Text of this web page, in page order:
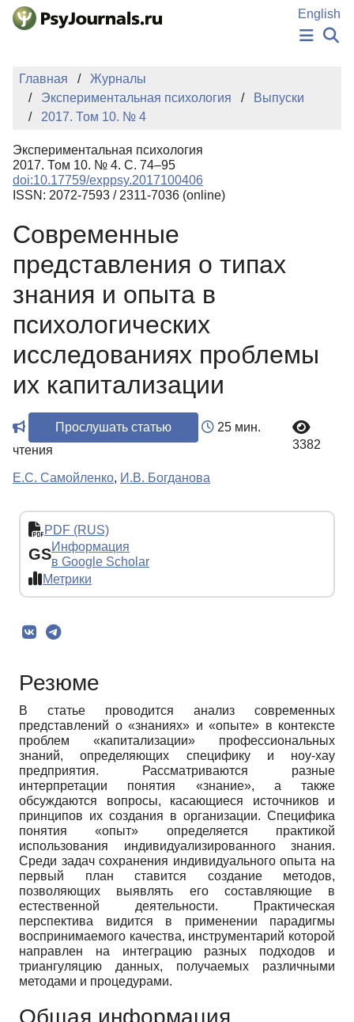
Перейти к основному содержанию
English
НОВОСТИ
КЛЮЧЕВЫЕ СЛОВА
Регистрация
Главная
Журналы
Экспериментальная психология
Выпуски
2017. Том 10. № 4
Экспериментальная психология
2017. Том 10. № 4. С. 74–95
doi:10.17759/exppsy.2017100406
ISSN: 2072-7593 / 2311-7036 (online)
Современные
представления о типах
знания и опыта в
психологических
исследованиях проблемы
их капитализации
Прослушать статью
25 мин.
чтения
3382
Е.С. Самойленко, И.В. Богданова
PDF (RUS)
GSИнформация
в Google Scholar
Метрики
Резюме
В статье проводится анализ современных
представлений о «знаниях» и «опыте» в контексте
проблем «капитализации» профессиональных
знаний, определяющих специфику и ноу-хау
предприятия. Рассматриваются разные
интерпретации понятия «знание», а также
обсуждаются вопросы, касающиеся источников и
принципов их создания в организации. Специфика
понятия «опыт» определяется практикой
использования индивидуализированного знания.
Среди задач сохранения индивидуального опыта на
первый план ставится создание методов,
позволяющих выявлять его составляющие в
естественной деятельности. Практическая
перспектива видится в применении парадигмы
воспринимаемого качества, инструментарий которой
направлен на интеграцию разных подходов и
триангуляцию данных, получаемых различными
методами и процедурами.
Общая информация